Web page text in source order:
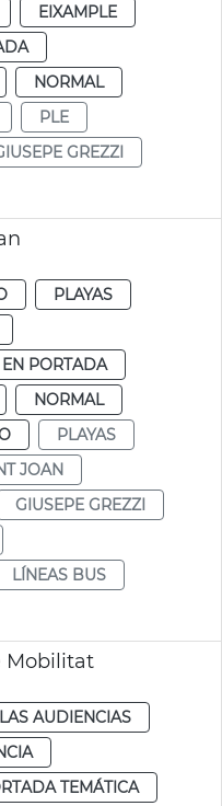
EIXAMPLE
NORMAL
PLE
GREZZI
PLAYAS
EN PORTADA
NORMAL
PLAYAS
JOAN
GIUSEPE GREZZI
LÍNEAS BUS
Mobilitat
AUDIENCIAS
TEMÁTICA